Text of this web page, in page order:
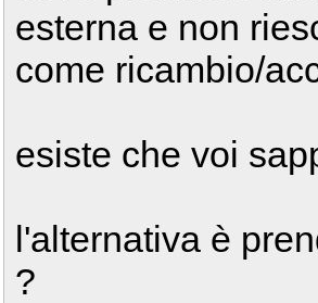
esterna e non
come ricambio/
esiste che voi
l'alternativa è
?